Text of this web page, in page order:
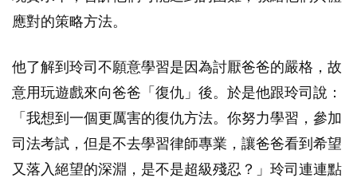
應對的策略方法。
他了解到玲司不願意學習是因為討厭爸爸的嚴格，故
意用玩遊戲來向爸爸「復仇」後。於是他跟玲司說：
「我想到一個更厲害的復仇方法。你努力學習，參加
司法考試，但是不去學習律師專業，讓爸爸看到希望
又落入絕望的深淵，是不是超級殘忍？」玲司連連點